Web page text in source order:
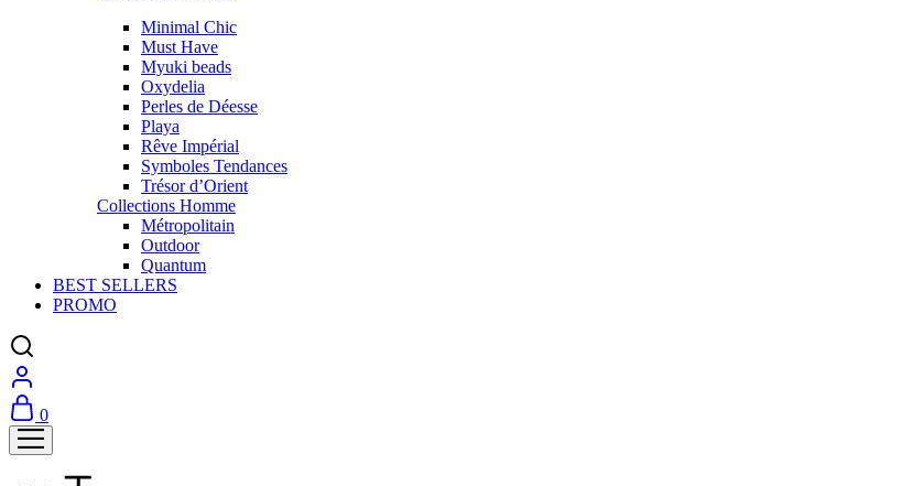
Minimal Chic
Must Have
Myuki beads
Oxydelia
Perles de Déesse
Playa
Rêve Impérial
Symboles Tendances
Trésor d’Orient
Collections Homme
Métropolitain
Outdoor
Quantum
BEST SELLERS
PROMO
0